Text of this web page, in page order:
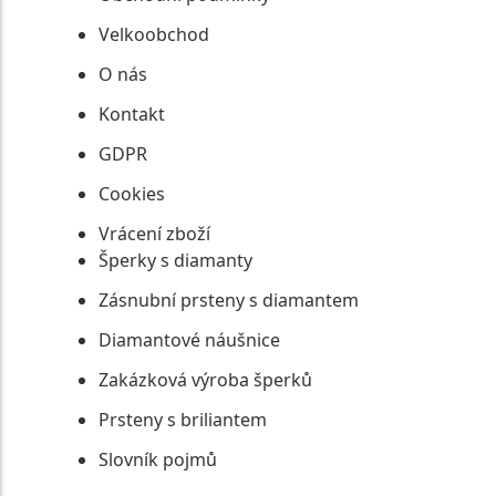
Velkoobchod
O nás
Kontakt
GDPR
Cookies
Vrácení zboží
Šperky s diamanty
Zásnubní prsteny s diamantem
Diamantové náušnice
Zakázková výroba šperků
Prsteny s briliantem
Slovník pojmů